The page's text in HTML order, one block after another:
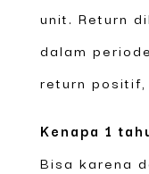
unit. Return
dalam
return positif,
Kenapa 1
Bisa karena